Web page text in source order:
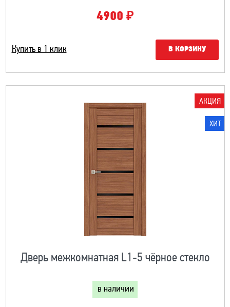
4900 ₽
Купить в 1 клик В КОРЗИНУ
АКЦИЯ
ХИТ
Дверь межкомнатная L1-5 чёрное стекло
в наличии